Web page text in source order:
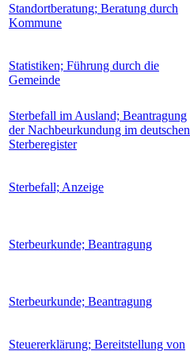
Standortberatung; Beratung durch
Kommune
Statistiken; Führung durch die
Gemeinde
Sterbefall im Ausland; Beantragung
der Nachbeurkundung im deutschen
Sterberegister
Sterbefall; Anzeige
Sterbeurkunde; Beantragung
Sterbeurkunde; Beantragung
Steuererklärung; Bereitstellung von